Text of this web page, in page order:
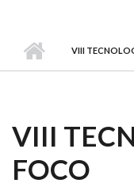
VIII
VIII
FOCO